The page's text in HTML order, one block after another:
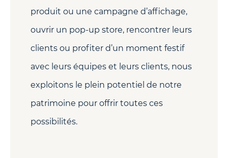
produit ou une campagne d’affichage,
ouvrir un pop-up store, rencontrer leurs
clients ou profiter d’un moment festif
avec leurs équipes et leurs clients, nous
exploitons le plein potentiel de notre
patrimoine pour offrir toutes ces
possibilités.